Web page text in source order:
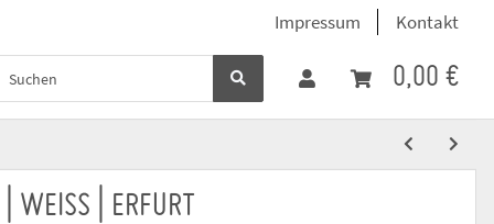
Impressum Kontakt
0,00 €
WEISS | ERFURT